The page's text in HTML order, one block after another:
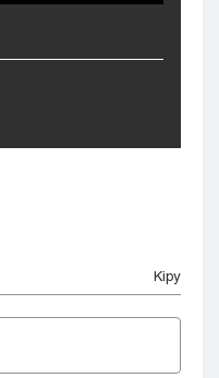
Кіру